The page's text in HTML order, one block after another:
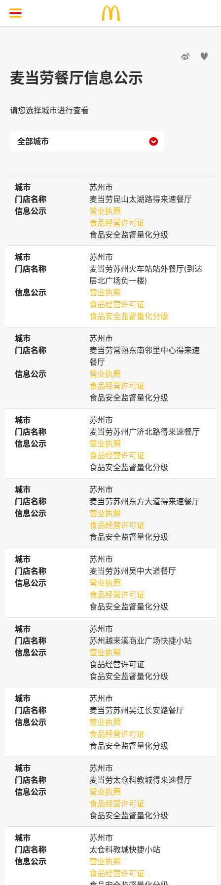
 
麦当劳餐厅信息公示
请您选择城市进行查看

城市
城市
苏州市
门店名称
门店名称
麦当劳昆山太湖路得来速餐厅
信息公示
信息公示
营业执照
食品经营许可证
食品安全监督量化分级
城市
城市
苏州市
门店名称
门店名称
麦当劳苏州火车站站外餐厅(到达
层北广场负一楼)
信息公示
信息公示
营业执照
食品经营许可证
食品安全监督量化分级
城市
城市
苏州市
门店名称
门店名称
麦当劳常熟东南邻里中心得来速
餐厅
信息公示
信息公示
营业执照
食品经营许可证
食品安全监督量化分级
城市
城市
苏州市
门店名称
门店名称
麦当劳苏州广济北路得来速餐厅
信息公示
信息公示
营业执照
食品经营许可证
食品安全监督量化分级
城市
城市
苏州市
门店名称
门店名称
麦当劳苏州东方大道得来速餐厅
信息公示
信息公示
营业执照
食品经营许可证
食品安全监督量化分级
城市
城市
苏州市
门店名称
门店名称
麦当劳苏州吴中大道餐厅
信息公示
信息公示
营业执照
食品经营许可证
食品安全监督量化分级
城市
城市
苏州市
门店名称
门店名称
苏州越来溪商业广场快捷小站
信息公示
信息公示
营业执照
食品经营许可证
食品安全监督量化分级
城市
城市
苏州市
门店名称
门店名称
麦当劳苏州吴江长安路餐厅
信息公示
信息公示
营业执照
食品经营许可证
食品安全监督量化分级
城市
城市
苏州市
门店名称
门店名称
麦当劳太仓科教城得来速餐厅
信息公示
信息公示
营业执照
食品经营许可证
食品安全监督量化分级
城市
城市
苏州市
门店名称
门店名称
太仓科教城快捷小站
信息公示
信息公示
营业执照
食品经营许可证